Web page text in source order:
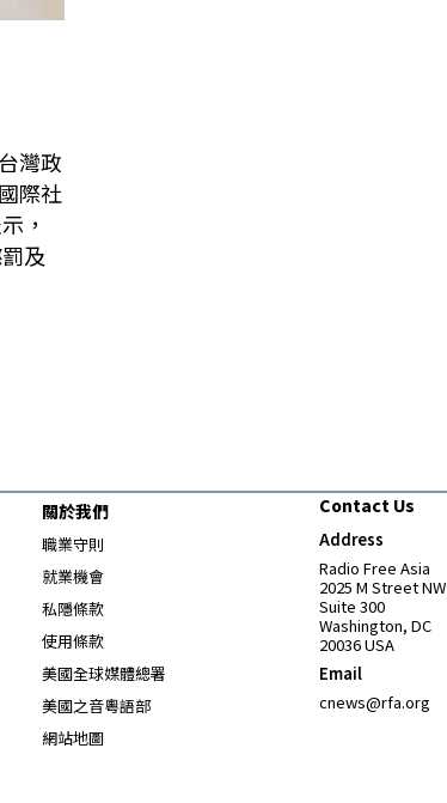
灣政
際社
，
及
關於我們
職業守則
就業機會
私隱條款
使用條款
美國全球媒體總署 Opens in new window
美國之音粵語部Opens in new window
網站地圖Opens in new window
Contact Us
Address
Radio Free Asia
2025 M Street NW
Suite 300
Washington, DC
20036 USA
Email
cnews@rfa.org